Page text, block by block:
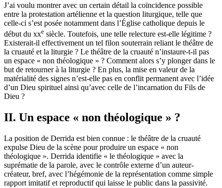
J’ai voulu montrer avec un certain détail la coïncidence possible
entre la protestation artélienne et la question liturgique, telle que
celle-ci s’est posée notamment dans l’Église catholique depuis le
début du xxe siècle. Toutefois, une telle relecture est-elle légitime ?
Existerait-il effectivement un tel filon souterrain reliant le théâtre de
la cruauté et la liturgie ? Le théâtre de la cruauté n’instaure-t-il pas
un espace « non théologique » ? Comment alors s’y plonger dans le
but de retourner à la liturgie ? En plus, la mise en valeur de la
matérialité des signes n’est-elle pas en conflit permanent avec l’idée
d’un Dieu spirituel ainsi qu’avec celle de l’incarnation du Fils de
Dieu ?
II. Un espace « non théologique » ?
La position de Derrida est bien connue : le théâtre de la cruauté
expulse Dieu de la scène pour produire un espace « non
théologique ». Derrida identifie « le théologique » avec la
suprématie de la parole, avec le contrôle externe d’un auteur-
créateur, bref, avec l’hégémonie de la représentation comme simple
rapport imitatif et reproductif qui laisse le public dans la passivité.